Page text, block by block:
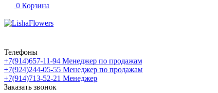
0 Корзина
Телефоны
+7(914)657-11-94 Менеджер по продажам
+7(924)244-05-55 Менеджер по продажам
+7(914)713-52-21 Менеджер
Заказать звонок